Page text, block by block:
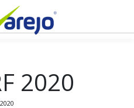
2020